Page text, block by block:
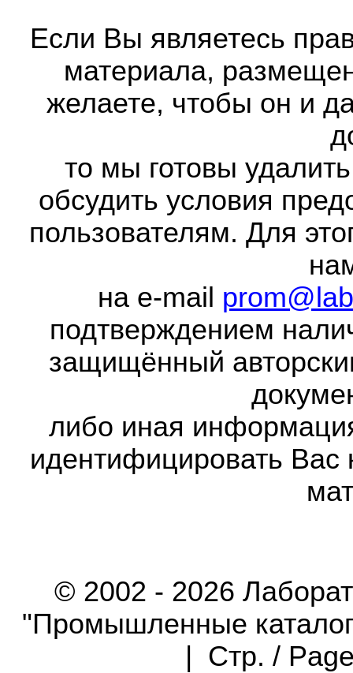
Если Вы являетесь
материала,
желаете, чтобы он и
то мы готовы
обсудить условия
пользователям. Для
на e-mail
подтверждением
защищённый
либо иная
идентифицировать Вас
© 2002 - 2026
"Промышленные
| Стр. /